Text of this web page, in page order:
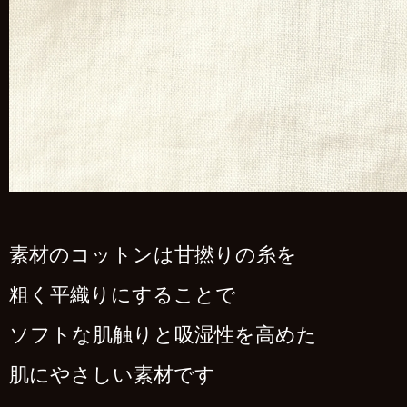
素材のコットンは甘撚りの糸を
粗く平織りにすることで
ソフトな肌触りと吸湿性を高めた
肌にやさしい素材です